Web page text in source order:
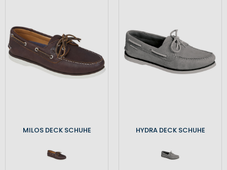
MILOS DECK SCHUHE HYDRA DECK SCHUHE